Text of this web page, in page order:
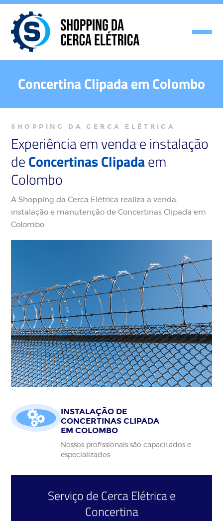
Concertina Clipada em Colombo
SHOPPING DA CERCA ELÉTRICA
Experiência em venda e instalação
deConcertinas Clipadaem
Colombo
A Shopping da Cerca Elétrica realiza a venda,
instalação e manutenção de Concertinas Clipada em
Colombo
INSTALAÇÃO DE
CONCERTINAS CLIPADA
EM COLOMBO
Nossos profissionais são capacitados e
especializados
Serviço deCerca Elétricae
Concertina